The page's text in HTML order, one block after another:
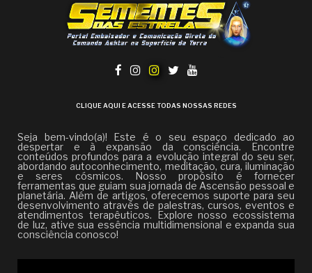
CLIQUE AQUI E ACESSE TODAS NOSSAS REDES
Seja bem-vindo(a)! Este é o seu espaço dedicado ao
despertar e à expansão da consciência. Encontre
conteúdos profundos para a evolução integral do seu ser,
abordando autoconhecimento, meditação, cura, iluminação
e seres cósmicos. Nosso propósito é fornecer
ferramentas que guiam sua jornada de Ascensão pessoal e
planetária. Além de artigos, oferecemos suporte para seu
desenvolvimento através de palestras, cursos, eventos e
atendimentos terapêuticos. Explore nosso ecossistema
de luz, ative sua essência multidimensional e expanda sua
consciência conosco!